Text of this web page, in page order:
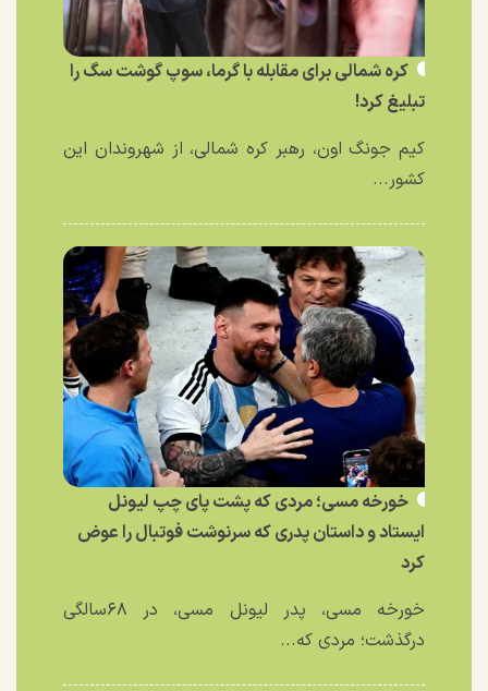
کره شمالی برای مقابله با گرما، سوپ گوشت سگ را
تبلیغ کرد!
کیم جونگ اون، رهبر کره شمالی، از شهروندان این
کشور...
خورخه مسی؛ مردی که پشت پای چپ لیونل
ایستاد و داستان پدری که سرنوشت فوتبال را عوض
کرد
خورخه مسی، پدر لیونل مسی، در ۶۸سالگی
درگذشت؛ مردی که...